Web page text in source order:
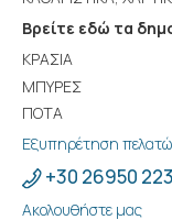
Βρείτε εδώ τα
ΚΡΑΣΙΑ
ΜΠΥΡΕΣ
ΠΟΤΑ
Εξυπηρέτηση
+30 26950
Ακολουθήστε μας